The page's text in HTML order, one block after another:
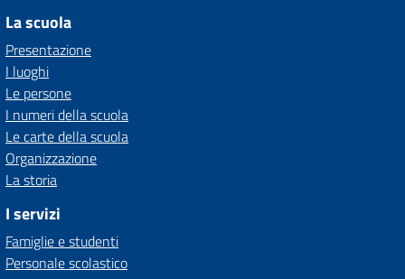
La scuola
Presentazione
I luoghi
Le persone
I numeri della scuola
Le carte della scuola
Organizzazione
La storia
I servizi
Famiglie e studenti
Personale scolastico